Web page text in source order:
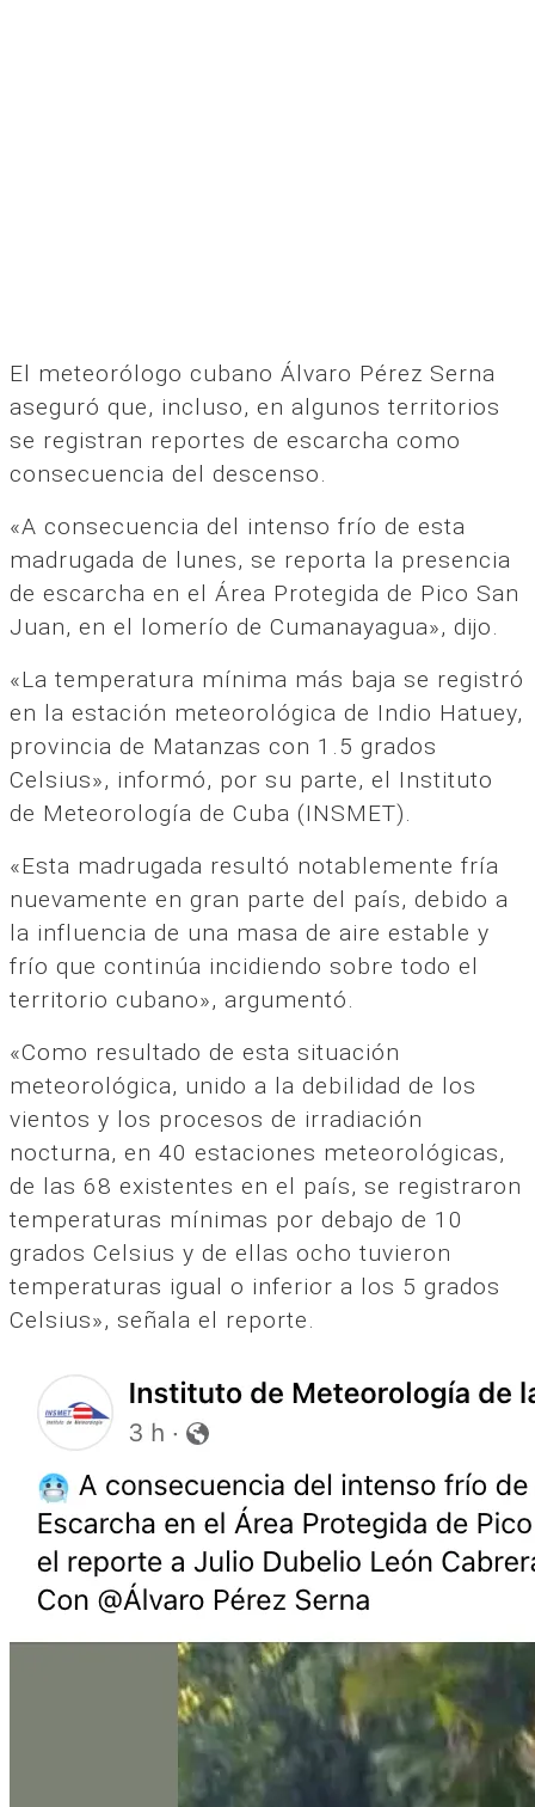
El meteorólogo cubano Álvaro Pérez Serna
aseguró que, incluso, en algunos territorios
se registran reportes de escarcha como
consecuencia del descenso.
«A consecuencia del intenso frío de esta
madrugada de lunes, se reporta la presencia
de escarcha en el Área Protegida de Pico San
Juan, en el lomerío de Cumanayagua», dijo.
«La temperatura mínima más baja se registró
en la estación meteorológica de Indio Hatuey,
provincia de Matanzas con 1.5 grados
Celsius», informó, por su parte, el Instituto
de Meteorología de Cuba (INSMET).
«Esta madrugada resultó notablemente fría
nuevamente en gran parte del país, debido a
la influencia de una masa de aire estable y
frío que continúa incidiendo sobre todo el
territorio cubano», argumentó.
«Como resultado de esta situación
meteorológica, unido a la debilidad de los
vientos y los procesos de irradiación
nocturna, en 40 estaciones meteorológicas,
de las 68 existentes en el país, se registraron
temperaturas mínimas por debajo de 10
grados Celsius y de ellas ocho tuvieron
temperaturas igual o inferior a los 5 grados
Celsius», señala el reporte.